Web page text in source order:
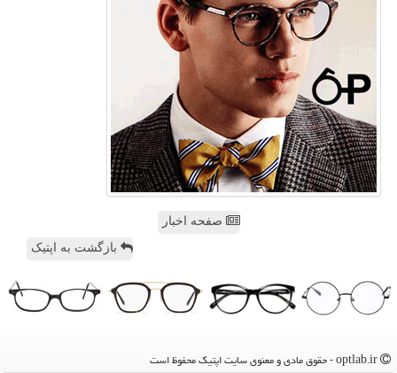
صفحه اخبار
بازگشت به اپتیک